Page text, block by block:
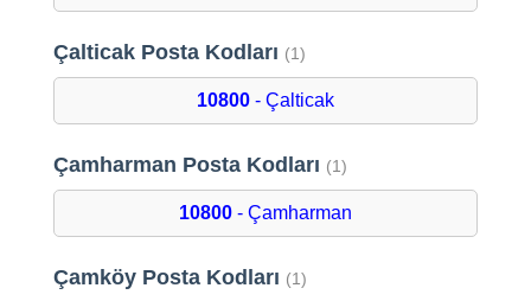
Çalticak Posta Kodları (1)
10800- Çalticak
Çamharman Posta Kodları (1)
10800- Çamharman
Çamköy Posta Kodları (1)